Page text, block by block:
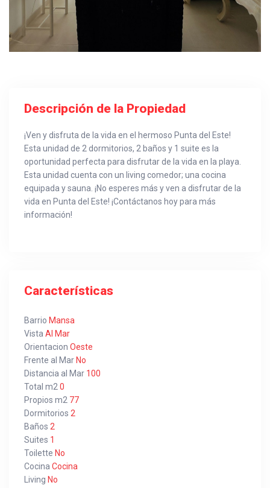
Descripción de la Propiedad
¡Ven y disfruta de la vida en el hermoso Punta del Este!
Esta unidad de 2 dormitorios, 2 baños y 1 suite es la
oportunidad perfecta para disfrutar de la vida en la playa.
Esta unidad cuenta con un living comedor; una cocina
equipada y sauna. ¡No esperes más y ven a disfrutar de la
vida en Punta del Este! ¡Contáctanos hoy para más
información!
Características
Barrio Mansa
Vista Al Mar
Orientacion Oeste
Frente al Mar No
Distancia al Mar 100
Total m2 0
Propios m2 77
Dormitorios 2
Baños 2
Suites 1
Toilette No
Cocina Cocina
Living No